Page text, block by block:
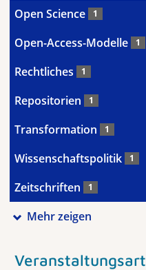
Open Science 1
Open-Access-Modelle 1
Rechtliches 1
Repositorien 1
Transformation 1
Wissenschaftspolitik 1
Zeitschriften 1
Mehr zeigen
Veranstaltungsart